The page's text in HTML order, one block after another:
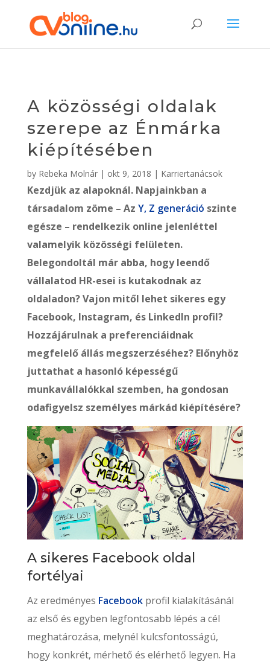
A közösségi oldalak
szerepe az Énmárka
kiépítésében
by Rebeka Molnár| okt 9, 2018 | Karriertanácsok
Kezdjük az alapoknál. Napjainkban a
társadalom zöme – Az Y, Z generáció szinte
egésze – rendelkezik online jelenléttel
valamelyik közösségi felületen.
Belegondoltál már abba, hogy leendő
vállalatod HR-esei is kutakodnak az
oldaladon? Vajon mitől lehet sikeres egy
Facebook, Instagram, és LinkedIn profil?
Hozzájárulnak a preferenciáidnak
megfelelő állás megszerzéséhez? Előnyhöz
juttathat a hasonló képességű
munkavállalókkal szemben, ha gondosan
odafigyelsz személyes márkád kiépítésére?
A sikeres Facebook oldal
fortélyai
Az eredményes Facebookprofil kialakításánál
az első és egyben legfontosabb lépés a cél
meghatározása, melynél kulcsfontosságú,
hogy konkrét, mérhető és elérhető legyen. Ha